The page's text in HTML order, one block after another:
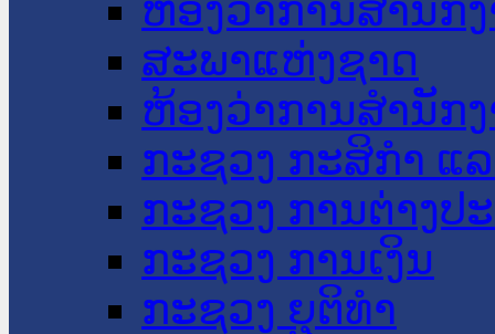
ຫ້ອງວ່າການສໍານັກ
ສະພາແຫ່ງຊາດ
ຫ້ອງວ່າການສຳນັກ
ກະຊວງ ກະສິກຳ ແ
ກະຊວງ ການຕ່າງປ
ກະຊວງ ການເງິນ
ກະຊວງ ຍຸຕິທໍາ